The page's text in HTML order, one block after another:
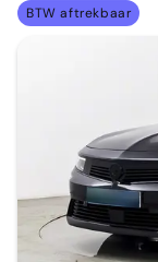
BTW aftrekbaar